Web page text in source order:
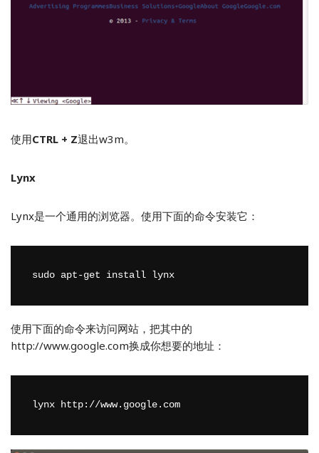
使用CTRL + Z退出w3m。
Lynx
Lynx是一个通用的浏览器。使用下面的命令安装它：
sudo apt-get install lynx
使用下面的命令来访问网站，把其中的
http://www.google.com换成你想要的地址：
lynx http://www.google.com